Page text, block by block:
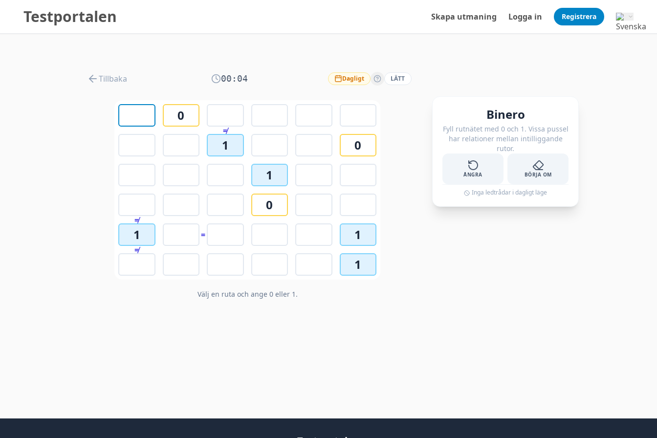
Testportalen Skapa utmaning Logga in Registrera
Tillbaka 00:04 Dagligt LÄTT
0
≠
1
0
1
0
≠
1 = 1
≠
1
Välj en ruta och ange 0 eller 1.
Binero
Fyll rutnätet med 0 och 1. Vissa pussel
har relationer mellan intilliggande
rutor.
ÅNGRA BÖRJA OM
Inga ledtrådar i dagligt läge